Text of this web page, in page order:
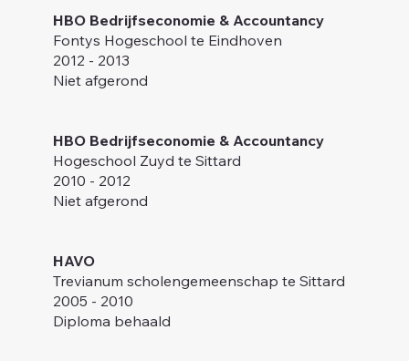
HBO Bedrijfseconomie & Accountancy
Fontys Hogeschool te Eindhoven
2012 - 2013
Niet afgerond
HBO Bedrijfseconomie & Accountancy
Hogeschool Zuyd te Sittard
2010 - 2012
Niet afgerond
HAVO
Trevianum scholengemeenschap te Sittard
2005 - 2010
Diploma behaald